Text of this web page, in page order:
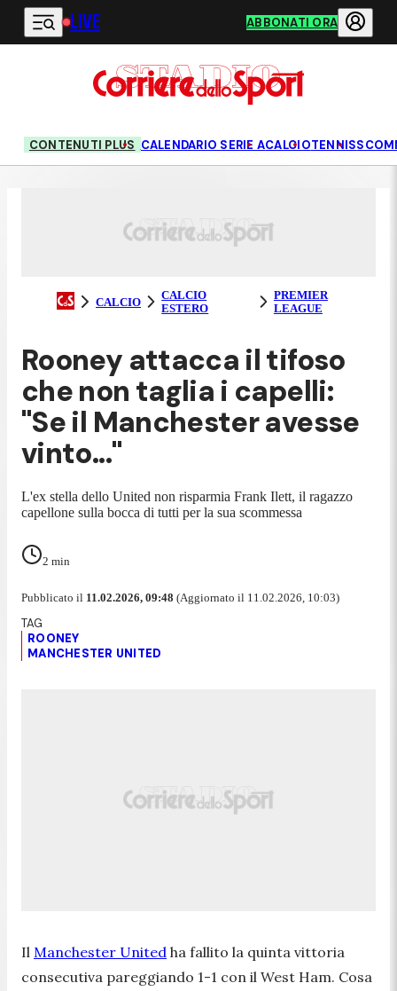
Vai al contenuto principale
LIVE ABBONATI ORA
CONTENUTI PLUS CALENDARIO SERIE ACALCIOTENNIS
CALCIO
CALCIO
ESTERO
PREMIER
LEAGUE
Rooney attacca il tifoso
che non taglia i capelli:
"Se il Manchester avesse
vinto..."
L'ex stella dello United non risparmia Frank Ilett, il ragazzo
capellone sulla bocca di tutti per la sua scommessa
2 min
Pubblicato il 11.02.2026, 09:48 (Aggiornato il 11.02.2026, 10:03)
ROONEY
MANCHESTER UNITED
Il Manchester United ha fallito la quinta vittoria
consecutiva pareggiando 1-1 con il West Ham. Cosa